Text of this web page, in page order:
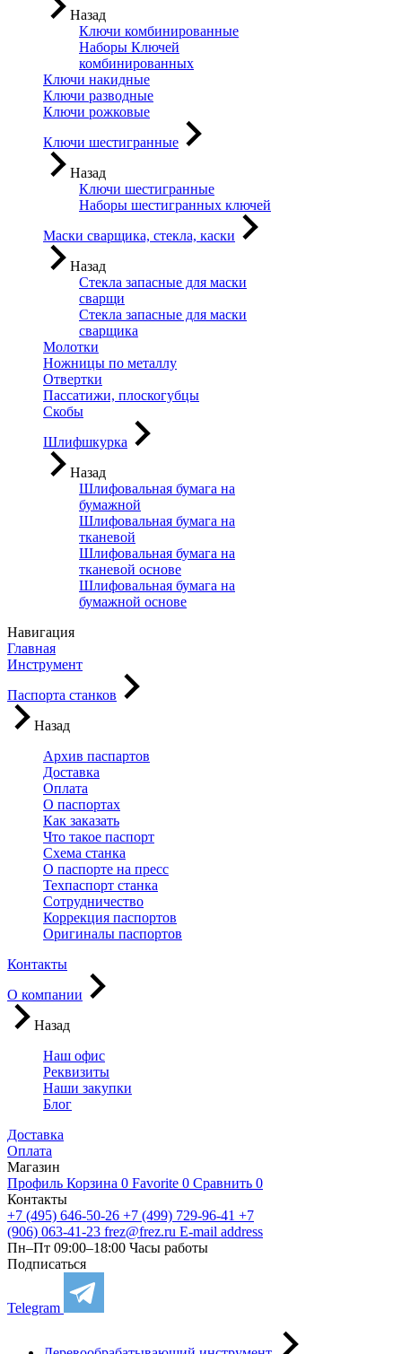
Назад
Ключи комбинированные
Наборы Ключей
комбинированных
Ключи накидные
Ключи разводные
Ключи рожковые
Ключи шестигранные
Назад
Ключи шестигранные
Наборы шестигранных ключей
Маски сварщика, стекла, каски
Назад
Стекла запасные для маски
сварщи
Стекла запасные для маски
сварщика
Молотки
Ножницы по металлу
Отвертки
Пассатижи, плоскогубцы
Скобы
Шлифшкурка
Назад
Шлифовальная бумага на
бумажной
Шлифовальная бумага на
тканевой
Шлифовальная бумага на
тканевой основе
Шлифовальная бумага на
бумажной основе
Навигация
Главная
Инструмент
Паспорта станков
Назад
Архив паспартов
Доставка
Оплата
О паспортах
Как заказать
Что такое паспорт
Схема станка
О паспорте на пресс
Техпаспорт станка
Сотрудничество
Коррекция паспортов
Оригиналы паспортов
Контакты
О компании
Назад
Наш офис
Реквизиты
Наши закупки
Блог
Доставка
Оплата
Магазин
Профиль Корзина 0 Favorite 0 Сравнить 0
Контакты
+7 (495) 646-50-26 +7 (499) 729-96-41 +7
(906) 063-41-23 frez@frez.ru E-mail address
Пн–Пт 09:00–18:00 Часы работы
Подписаться
Telegram